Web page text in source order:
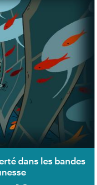
dans les bandes